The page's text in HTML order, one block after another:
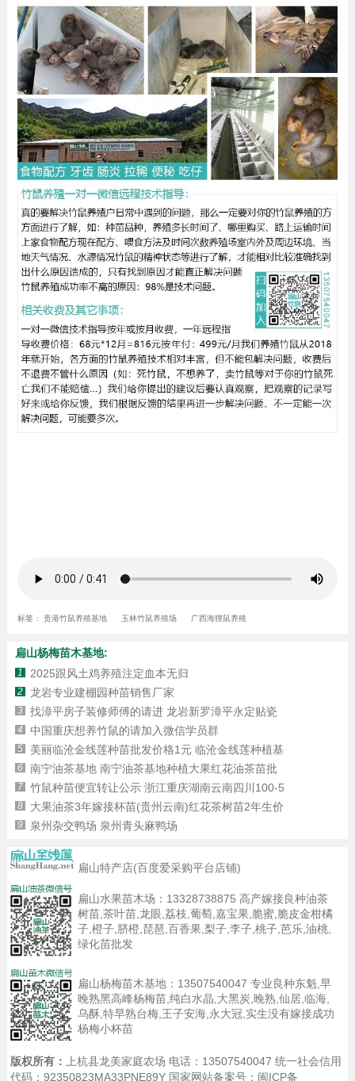
标签： 贵港竹鼠养殖基地 玉林竹鼠养殖场 广西海狸鼠养殖
扁山杨梅苗木基地:
1 2025跟风土鸡养殖注定血本无归
2 龙岩专业建棚园种苗销售厂家
3 找漳平房子装修师傅的请进 龙岩新罗漳平永定贴瓷
4 中国重庆想养竹鼠的请加入微信学员群
5 美丽临沧金线莲种苗批发价格1元 临沧金线莲种植基
6 南宁油茶基地 南宁油茶基地种植大果红花油茶苗批
7 竹鼠种苗便宜转让公示 浙江重庆湖南云南四川100-5
8 大果油茶3年嫁接杯苗(贵州云南)红花茶树苗2年生价
9 泉州杂交鸭场 泉州青头麻鸭场
扁山特产店(百度爱采购平台店铺)
扁山水果苗木场： 13328738875 高产嫁接良种油茶
树苗,茶叶苗,龙眼,荔枝,葡萄,嘉宝果,脆蜜,脆皮金柑橘
子,橙子,脐橙,琵琶,百香果,梨子,李子,桃子,芭乐,油桃,
绿化苗批发
扁山杨梅苗木基地： 13507540047 专业良种东魁,早
晚熟黑高峰杨梅苗,纯白水晶,大黑炭,晚熟,仙居,临海,
乌酥,特早熟台梅,王子安海,永大冠,实生没有嫁接成功
杨梅小杯苗
版权所有：上杭县龙美家庭农场 电话：13507540047 统一社会信用
代码：92350823MA33PNE89Y 国家网站备案号： 闽ICP备